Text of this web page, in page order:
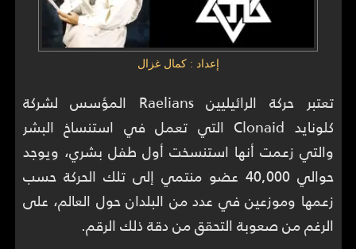
إعداد : كمال غزال
تعتبر حركة الرائيليين Raelians المؤسس لشركة
كلونايد Clonaid التي تعمل في استنساخ البشر
والتي زعمت أنها استنسخت أول طفل بشري، ويوجد
حوالي 40,000 عضو منتمي إلى تلك الحركة حسب
زعمها وموزعين في عدد من البلدان حول العالم، على
الرغم من صعوبة التحقق من دقة ذلك الرقم.